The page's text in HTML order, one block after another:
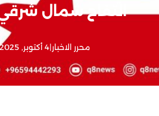
التفاح شمال
محرر الاخبار|4 أكتوبر, 2025